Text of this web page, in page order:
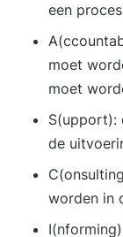
een proces
moet
moet
S(upport):
de
worden in